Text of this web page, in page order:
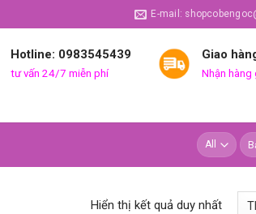
E-mail:
Hotline: 0983545439
tư vấn 24/7 miễn phí
Giao
Nhận hàng
Hiển thị kết quả duy nhất